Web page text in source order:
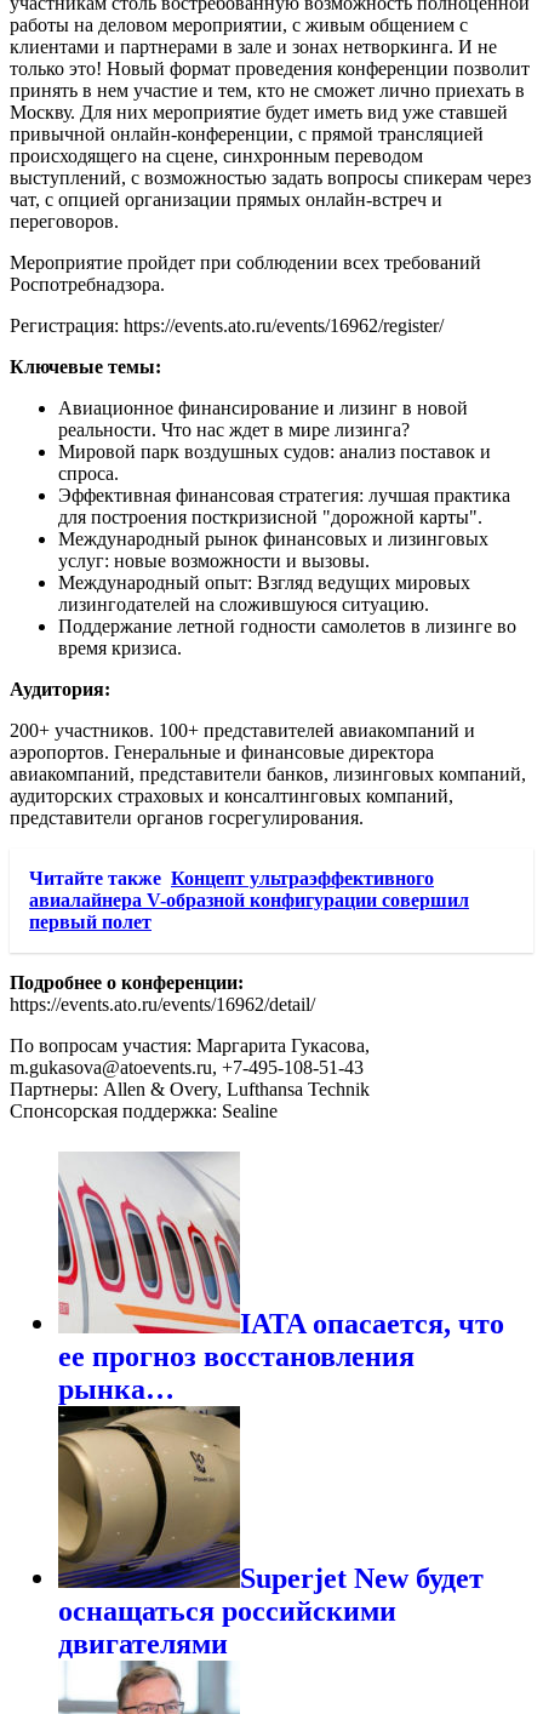
работы на деловом мероприятии, с живым общением с
клиентами и партнерами в зале и зонах нетворкинга. И не
только это! Новый формат проведения конференции позволит
принять в нем участие и тем, кто не сможет лично приехать в
Москву. Для них мероприятие будет иметь вид уже ставшей
привычной онлайн-конференции, с прямой трансляцией
происходящего на сцене, синхронным переводом
выступлений, с возможностью задать вопросы спикерам через
чат, с опцией организации прямых онлайн-встреч и
переговоров.
Мероприятие пройдет при соблюдении всех требований
Роспотребнадзора.
Регистрация: https://events.ato.ru/events/16962/register/
Ключевые темы:
Авиационное финансирование и лизинг в новой
реальности. Что нас ждет в мире лизинга?
Мировой парк воздушных судов: анализ поставок и
спроса.
Эффективная финансовая стратегия: лучшая практика
для построения посткризисной "дорожной карты".
Международный рынок финансовых и лизинговых
услуг: новые возможности и вызовы.
Международный опыт: Взгляд ведущих мировых
лизингодателей на сложившуюся ситуацию.
Поддержание летной годности самолетов в лизинге во
время кризиса.
Аудитория:
200+ участников. 100+ представителей авиакомпаний и
аэропортов. Генеральные и финансовые директора
авиакомпаний, представители банков, лизинговых компаний,
аудиторских страховых и консалтинговых компаний,
представители органов госрегулирования.
Читайте также Концепт ультраэффективного
авиалайнера V-образной конфигурации совершил
первый полет
Подробнее о конференции:
https://events.ato.ru/events/16962/detail/
По вопросам участия: Маргарита Гукасова,
m.gukasova@atoevents.ru, +7-495-108-51-43
Партнеры: Allen & Overy, Lufthansa Technik
Спонсорская поддержка: Sealine
IATA опасается, что
ее прогноз восстановления
рынка…
Superjet New будет
оснащаться российскими
двигателями